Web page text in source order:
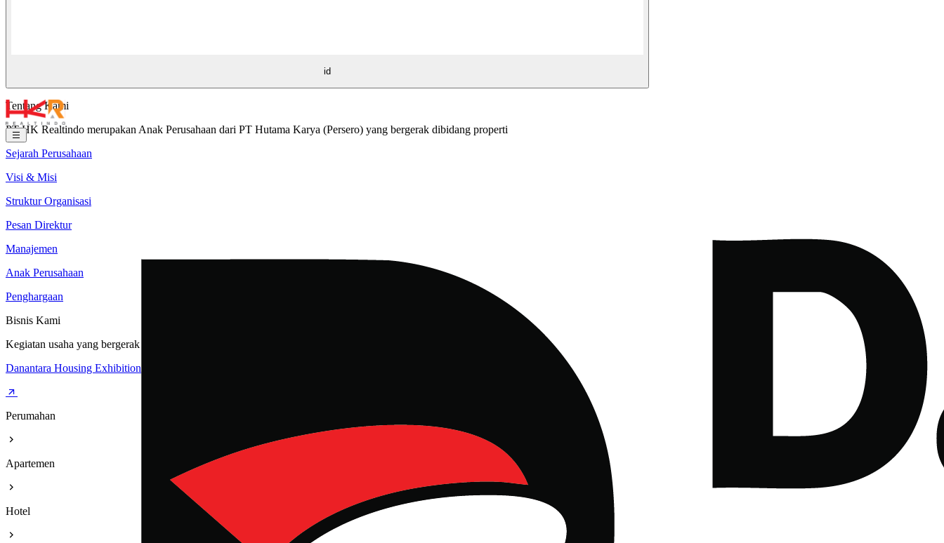
id
Tentang Kami
PT HK Realtindo merupakan Anak Perusahaan dari PT Hutama Karya (Persero) yang bergerak dibidang properti
Sejarah Perusahaan
Visi & Misi
Struktur Organisasi
Pesan Direktur
Manajemen
Anak Perusahaan
Penghargaan
Bisnis Kami
Kegiatan usaha yang bergerak dibidang Perumahan, Apartemen, Hotel, Manajemen Properti dan Rest Area
Danantara Housing Exhibition
Perumahan
Apartemen
Hotel